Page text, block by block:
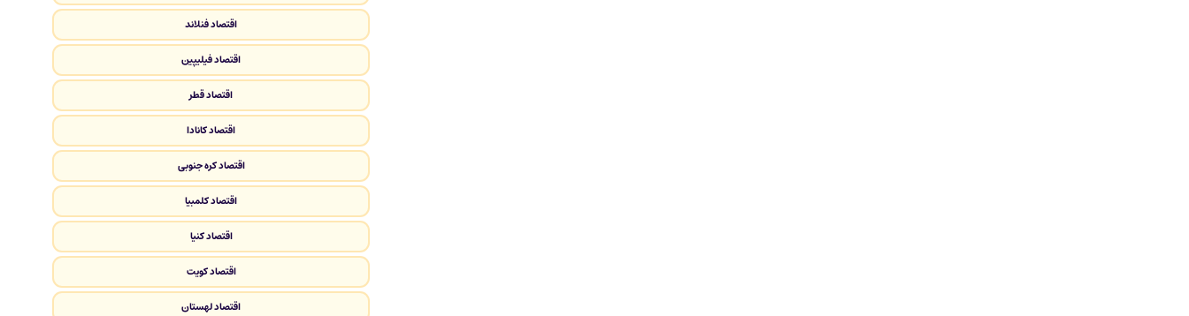
اقتصاد فنلاند
اقتصاد فیلیپین
اقتصاد قطر
اقتصاد کانادا
اقتصاد کره جنوبی
اقتصاد کلمبیا
اقتصاد کنیا
اقتصاد کویت
اقتصاد لهستان